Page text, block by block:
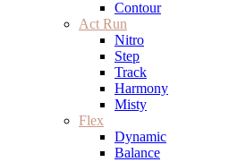
Contour
Act Run
Nitro
Step
Track
Harmony
Misty
Flex
Dynamic
Balance